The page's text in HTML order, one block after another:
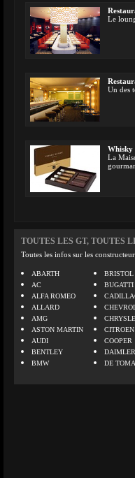
Le
Un des
Whisky
La
TOUTES LES GT, TOUTES
Toutes les infos sur les
ABARTH
AC
ALFA ROMEO
ALLARD
AMG
ASTON MARTIN
AUDI
BENTLEY
BMW
BRISTOL
BUGATTI
CITROEN
COOPER
DAIMLER
DE